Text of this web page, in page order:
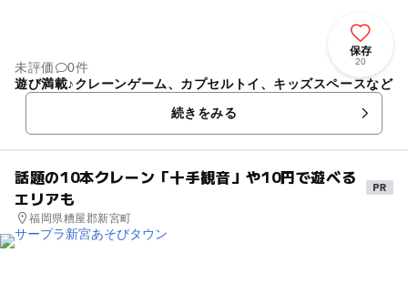
保存
20
未評価
0件
遊び満載♪クレーンゲーム、カプセルトイ、キッズスペースなど
続きをみる
話題の10本クレーン「十手観音」や10円で遊べる
エリアも
福岡県糟屋郡新宮町